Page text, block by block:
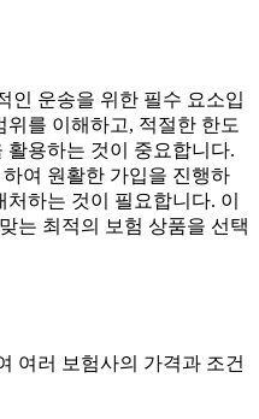
인 운송을 위한 필수 요소입
를 이해하고, 적절한 한도
활용하는 것이 중요합니다.
여 원활한 가입을 진행하
하는 것이 필요합니다. 이
는 최적의 보험 상품을 선택
여러 보험사의 가격과 조건